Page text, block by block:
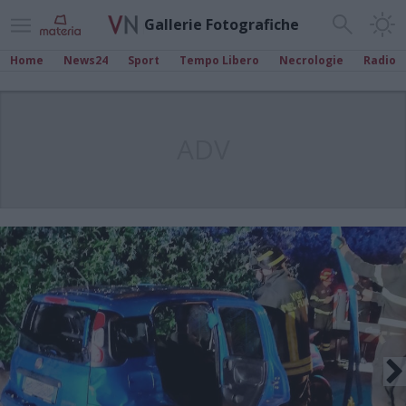
Gallerie Fotografiche
Home News24 Sport Tempo Libero Necrologie Radio